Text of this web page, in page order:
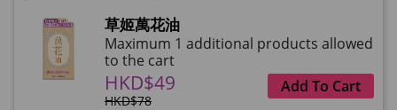
草姬萬花油
Maximum 1 additional products allowed
to the cart
HKD$49
HKD$78
Add To Cart